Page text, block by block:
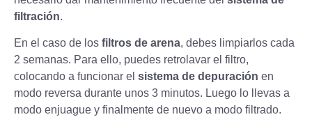
filtración.
En el caso de los filtros de arena, debes limpiarlos cada
2 semanas. Para ello, puedes retrolavar el filtro,
colocando a funcionar el sistema de depuración en
modo reversa durante unos 3 minutos. Luego lo llevas a
modo enjuague y finalmente de nuevo a modo filtrado.